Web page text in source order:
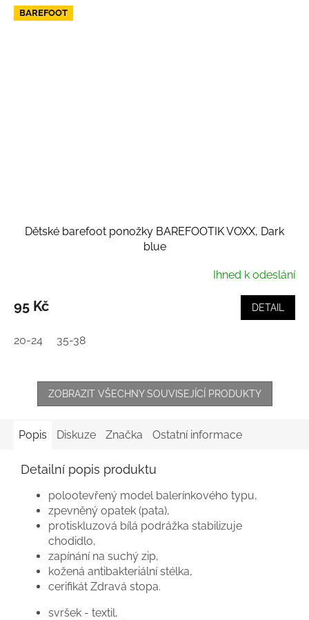
BAREFOOT
Dětské barefoot ponožky BAREFOOTIK VOXX, Dark
blue
Ihned k odeslání
95 Kč DETAIL
20-24 35-38
ZOBRAZIT VŠECHNY SOUVISEJÍCÍ PRODUKTY
Popis Diskuze Značka Ostatní informace
Detailní popis produktu
polootevřený model balerínkového typu,
zpevněný opatek (pata),
protiskluzová bílá podrážka stabilizuje
chodidlo,
zapínání na suchý zip,
kožená antibakteriální stélka,
cerifikát Zdravá stopa.
svršek - textil,